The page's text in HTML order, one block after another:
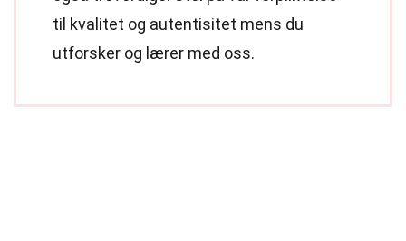
til kvalitet og autentisitet mens du
utforsker og lærer med oss.